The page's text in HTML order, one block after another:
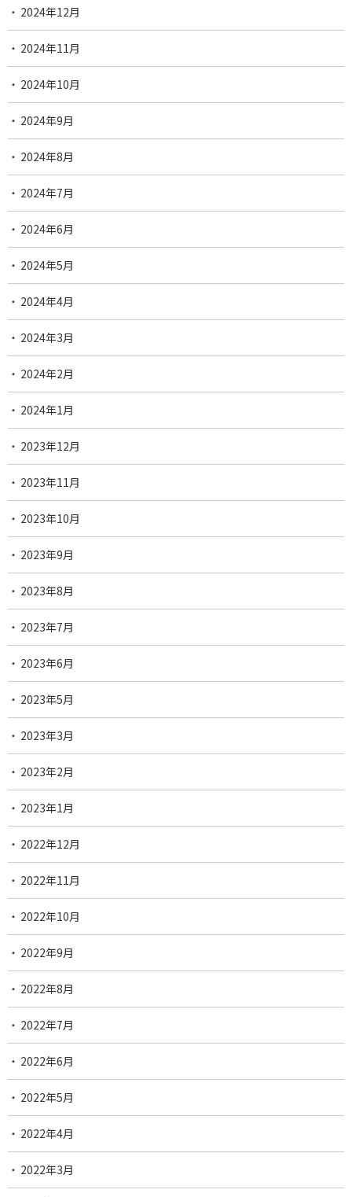
2024年12月
2024年11月
2024年10月
2024年9月
2024年8月
2024年7月
2024年6月
2024年5月
2024年4月
2024年3月
2024年2月
2024年1月
2023年12月
2023年11月
2023年10月
2023年9月
2023年8月
2023年7月
2023年6月
2023年5月
2023年3月
2023年2月
2023年1月
2022年12月
2022年11月
2022年10月
2022年9月
2022年8月
2022年7月
2022年6月
2022年5月
2022年4月
2022年3月